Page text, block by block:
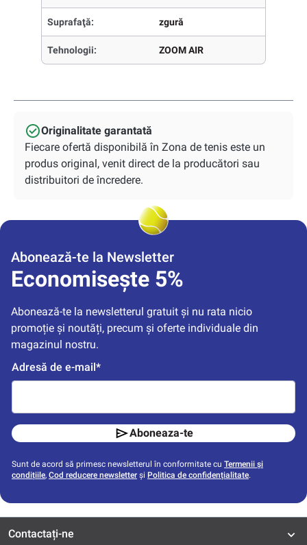
Suprafaţă: zgură
Tehnologii: ZOOM AIR
Originalitate garantată
Fiecare ofertă disponibilă în Zona de tenis este un
produs original, venit direct de la producători sau
distribuitori de încredere.
Abonează-te la Newsletter
Economisește 5%
Abonează-te la newsletterul gratuit și nu rata nicio
promoție și noutăți, precum și oferte individuale din
magazinul nostru.
Adresă de e-mail*
Aboneaza-te
Sunt de acord să primesc newsletterul în conformitate cu Termenii și
condițiile, Cod reducere newsletter și Politica de confidențialitate.
Contactați-ne